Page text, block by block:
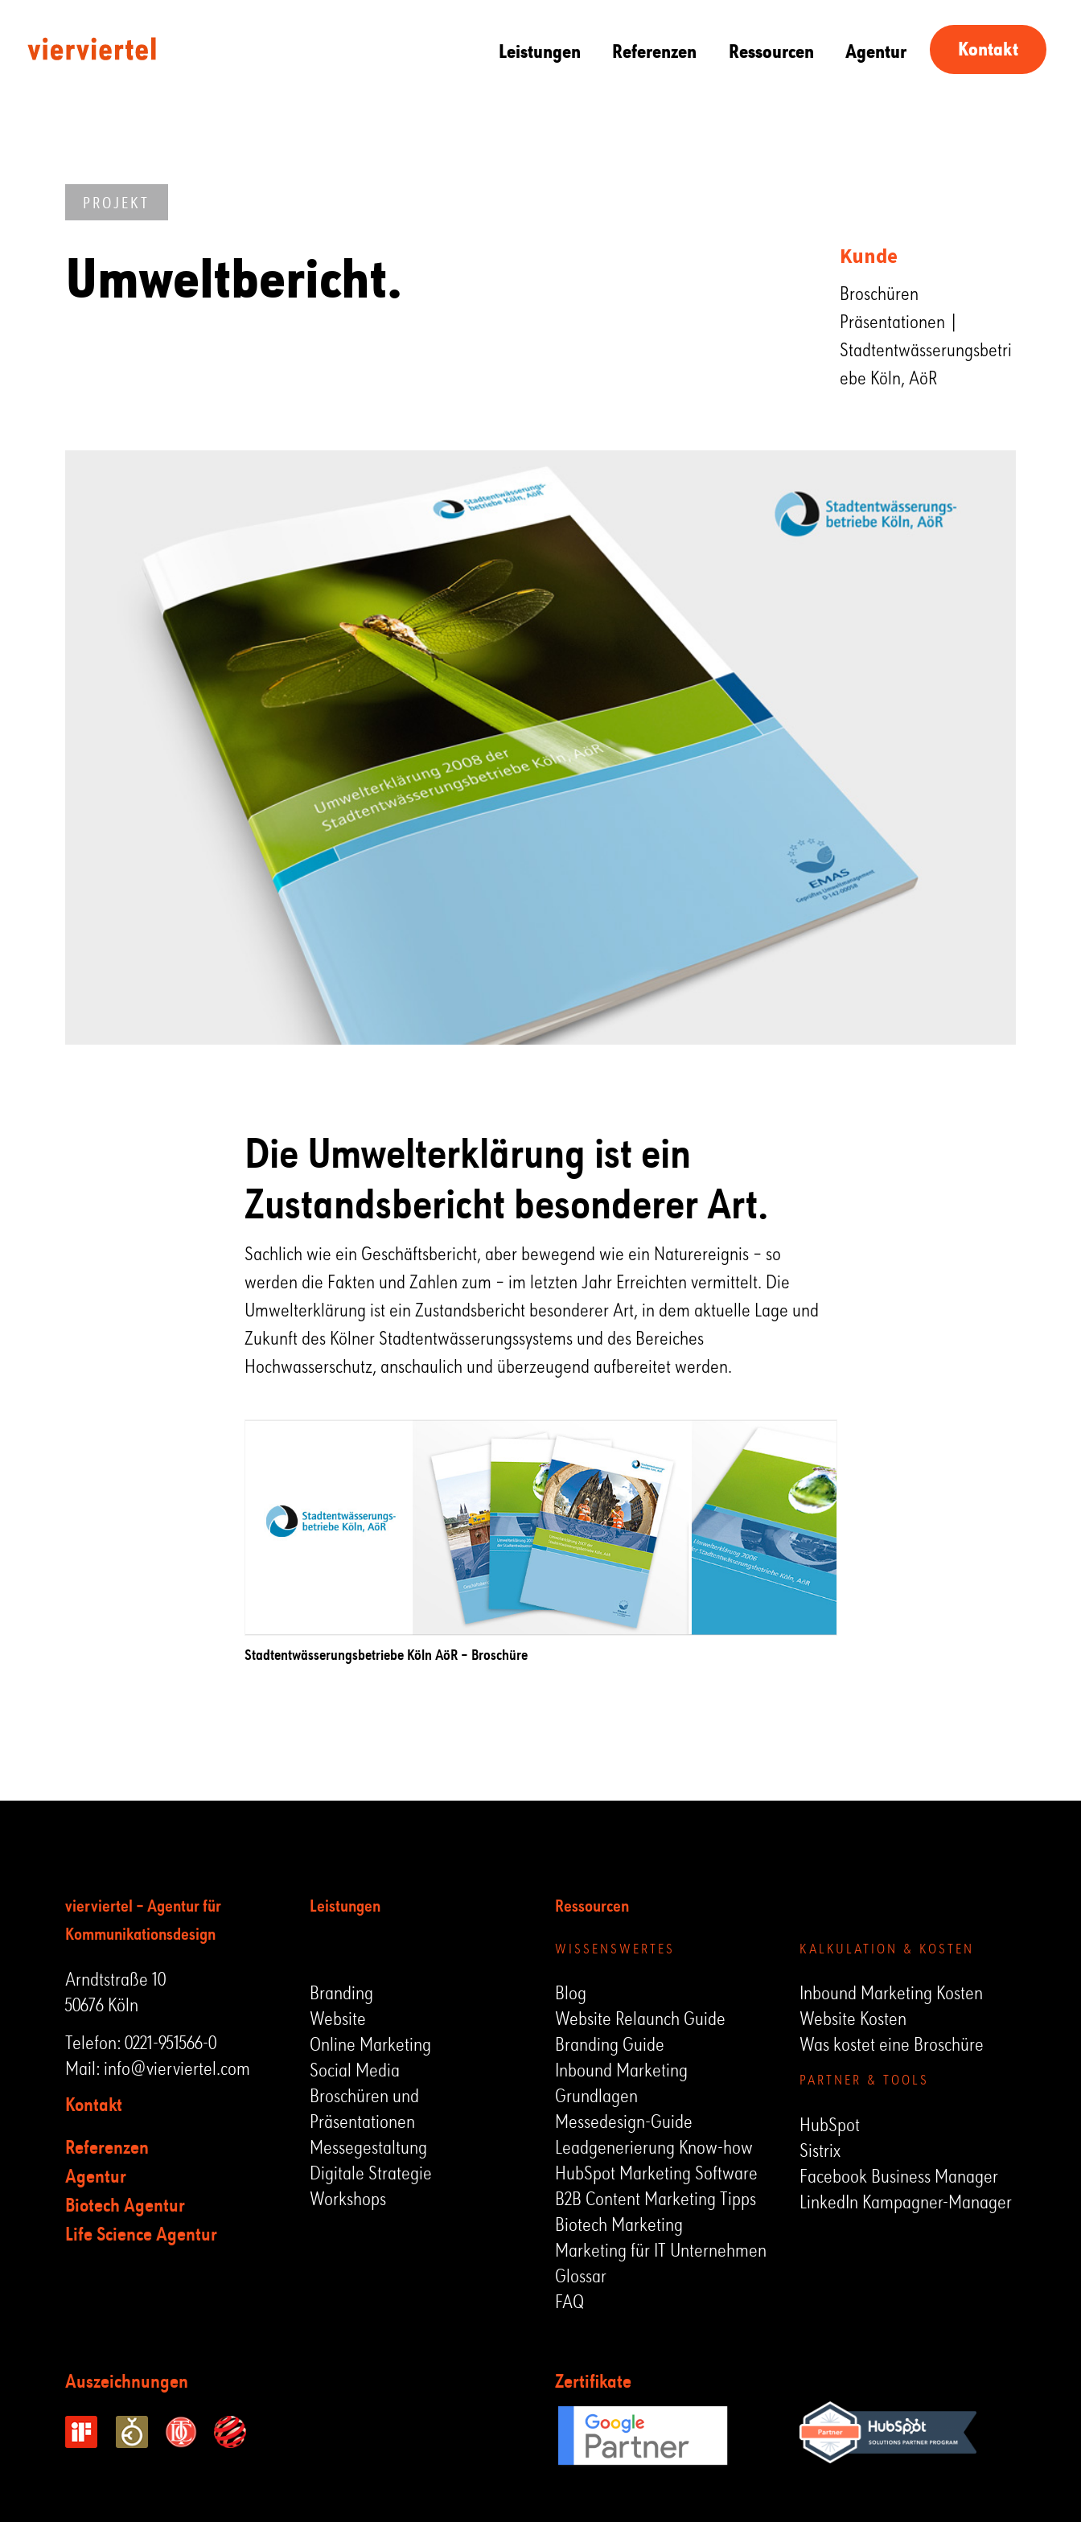
Leistungen Referenzen Ressourcen Agentur Kontakt
PROJEKT
Umweltbericht. Kunde
Broschüren
Präsentationen |
Stadtentwässerungsbetri
ebe Köln, AöR
Die Umwelterklärung ist ein
Zustandsbericht besonderer Art.
Sachlich wie ein Geschäftsbericht, aber bewegend wie ein Naturereignis – so
werden die Fakten und Zahlen zum – im letzten Jahr Erreichten vermittelt. Die
Umwelterklärung ist ein Zustandsbericht besonderer Art, in dem aktuelle Lage und
Zukunft des Kölner Stadtentwässerungssystems und des Bereiches
Hochwasserschutz, anschaulich und überzeugend aufbereitet werden.
Stadtentwässerungsbetriebe Köln AöR – Broschüre
vierviertel – Agentur für
Kommunikationsdesign
Arndtstraße 10
50676 Köln
Telefon:0221-951566-0
Mail: info@vierviertel.com
Kontakt
Referenzen
Agentur
Biotech Agentur
Life Science Agentur
Leistungen
Branding
Website
Online Marketing
Social Media
Broschüren und
Präsentationen
Messegestaltung
Digitale Strategie
Workshops
Ressourcen
WISSENSWERTES
Blog
Website Relaunch Guide
Branding Guide
Inbound Marketing
Grundlagen
Messedesign-Guide
Leadgenerierung Know-how
HubSpot Marketing Software
B2B Content Marketing Tipps
Biotech Marketing
Marketing für IT Unternehmen
Glossar
FAQ
KALKULATION & KOSTEN
Inbound Marketing Kosten
Website Kosten
Was kostet eine Broschüre
PARTNER & TOOLS
HubSpot
Sistrix
Facebook Business Manager
LinkedIn Kampagner-Manager
Auszeichnungen Zertifikate